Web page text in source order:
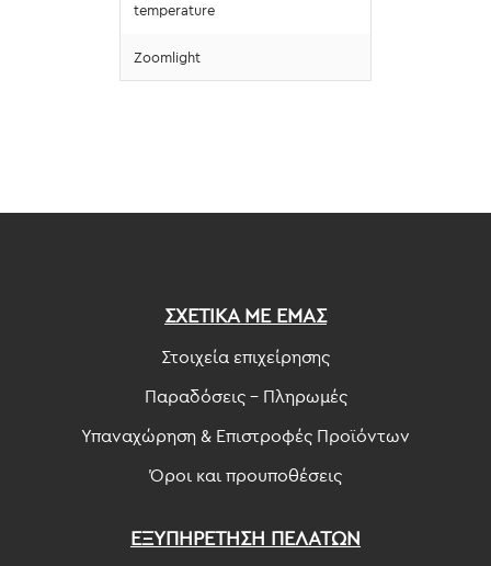
temperature
Zoomlight
ΣΧΕΤΙΚΑ ΜΕ ΕΜΑΣ
Στοιχεία επιχείρησης
Παραδόσεις - Πληρωμές
Υπαναχώρηση & Επιστροφές Προϊόντων
Όροι και προυποθέσεις
ΕΞΥΠΗΡΕΤΗΣΗ ΠΕΛΑΤΩΝ